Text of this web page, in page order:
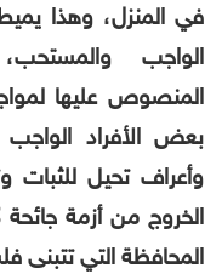
في المنزل، وهذا
الواجب
المنصوص عليها
بعض الأفراد
وأعراف تحيل للثبات
الخروج من أزمة جائحة
المحافظة التي تتبنى